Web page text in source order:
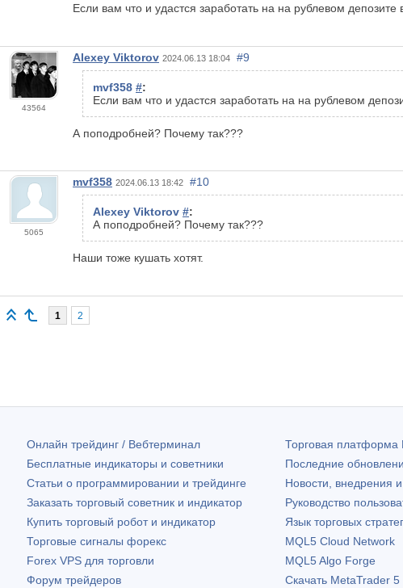
Если вам что и удастся заработать на на рублевом
43564
Alexey Viktorov 2024.06.13 18:04 #9
mvf358 #:
Если вам что и удастся заработать на на рублевом
А поподробней? Почему так???
5065
mvf358 2024.06.13 18:42 #10
Alexey Viktorov #:
А поподробней? Почему так???
Наши тоже кушать хотят.
1 2
Онлайн трейдинг / Вебтерминал
Бесплатные индикаторы и советники
Статьи о программировании и трейдинге
Заказать торговый советник и индикатор
Купить торговый робот и индикатор
Торговые сигналы форекс
Forex VPS для торговли
Форум трейдеров
Торговая платформа
Последние
Новости, внедрения
Руководство
Язык торговых
MQL5 Cloud Network
MQL5 Algo Forge
Скачать MetaTrader 5